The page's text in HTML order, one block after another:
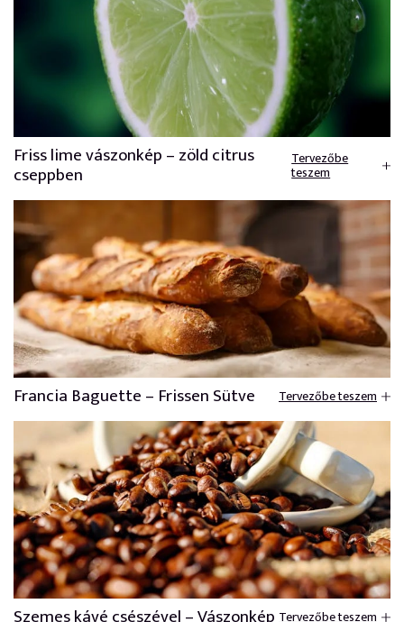
Friss lime vászonkép – zöld citrus
cseppben
Tervezőbe
teszem
Francia Baguette – Frissen Sütve Tervezőbe teszem
Tervezőbe teszem